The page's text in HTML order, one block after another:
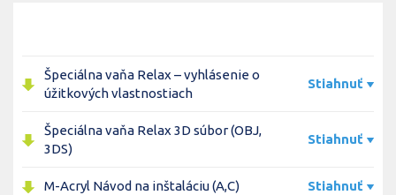
Špeciálna vaňa Relax – vyhlásenie o
úžitkových vlastnostiach
Stiahnuť
Špeciálna vaňa Relax 3D súbor (OBJ,
3DS)
Stiahnuť
M-Acryl Návod na inštaláciu (A,C) Stiahnuť